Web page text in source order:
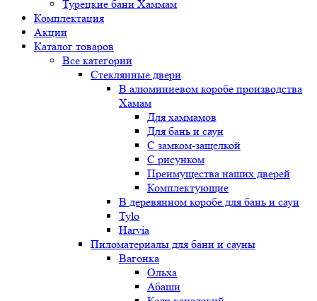
Турецкие бани Хаммам
Комплектация
Акции
Каталог товаров
Все категории
Стеклянные двери
В алюминиевом коробе производства
Хамам
Для хаммамов
Для бань и саун
С замком-защелкой
С рисунком
Преимущества наших дверей
Комплектующие
В деревянном коробе для бань и саун
Tylo
Harvia
Пиломатериалы для бани и сауны
Вагонка
Ольха
Абаши